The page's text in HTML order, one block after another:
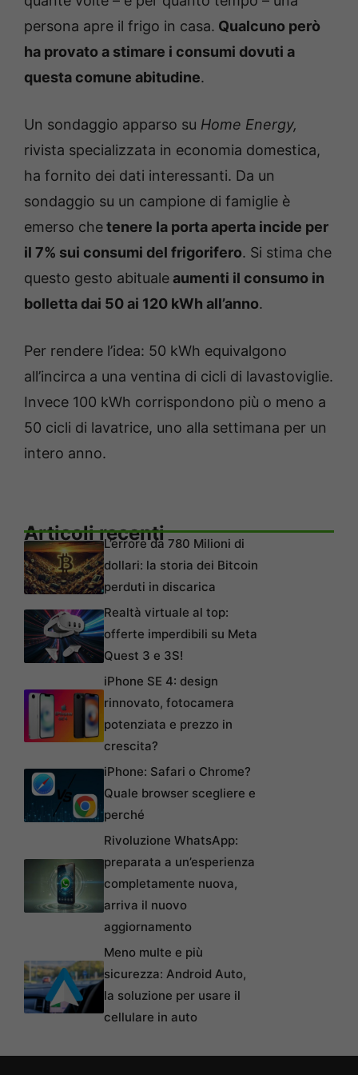
persona apre il frigo in casa. Qualcuno però
ha provato a stimare i consumi dovuti a
questa comune abitudine.
Un sondaggio apparso su Home Energy,
rivista specializzata in economia domestica,
ha fornito dei dati interessanti. Da un
sondaggio su un campione di famiglie è
emerso chetenere la porta aperta incide per
il 7% sui consumi del frigorifero. Si stima che
questo gesto abitualeaumenti il consumo in
bolletta dai 50 ai 120 kWh all’anno.
Per rendere l’idea: 50 kWh equivalgono
all’incirca a una ventina di cicli di lavastoviglie.
Invece 100 kWh corrispondono più o meno a
50 cicli di lavatrice, uno alla settimana per un
intero anno.
Articoli recentiL’errore da 780 Milioni di
dollari: la storia dei Bitcoin
perduti in discarica
Realtà virtuale al top:
offerte imperdibili su Meta
Quest 3 e 3S!
iPhone SE 4: design
rinnovato, fotocamera
potenziata e prezzo in
crescita?
iPhone: Safari o Chrome?
Quale browser scegliere e
perché
Rivoluzione WhatsApp:
preparata a un’esperienza
completamente nuova,
arriva il nuovo
aggiornamento
Meno multe e più
sicurezza: Android Auto,
la soluzione per usare il
cellulare in auto